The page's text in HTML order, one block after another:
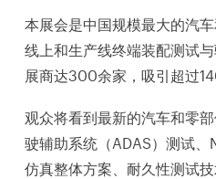
本展会是中国规模最大的汽
线上和生产线终端装配测试
展商达300余家，吸引超过
观众将看到最新的汽车和零
驶辅助系统（ADAS）测试、
仿真整体方案、耐久性测试